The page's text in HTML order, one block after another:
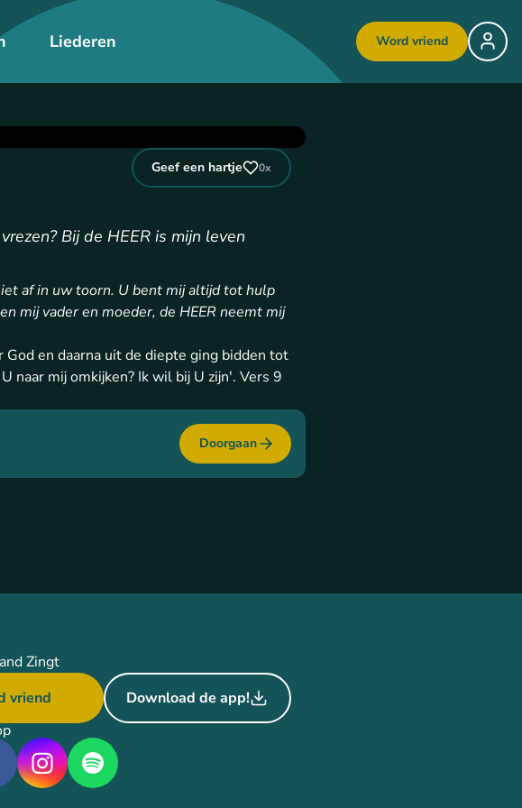
Liederen Word vriend
Doorgaan
Geef een hartje 0x
Bij de HEER is mijn leven
af in uw toorn. U bent mij altijd tot hulp
mij vader en moeder, de HEER neemt mij
en daarna uit de diepte ging bidden tot
naar mij omkijken? Ik wil bij U zijn'. Vers 9
Zingt
vriend
Download de app!